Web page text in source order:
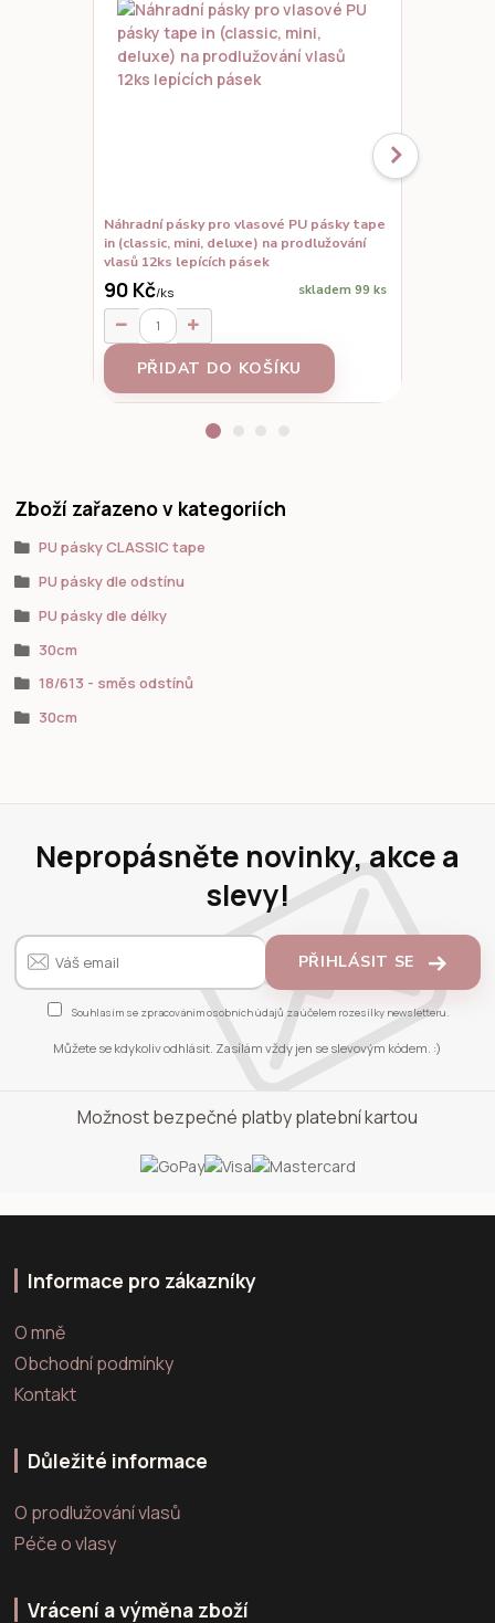
Náhradní pásky pro vlasové PU pásky tape
in (classic, mini, deluxe) na prodlužování
vlasů 12ks lepících pásek
90 Kč/ks skladem 99 ks
PŘIDAT DO KOŠÍKU
Zboží zařazeno v kategoriích
PU pásky CLASSIC tape
PU pásky dle odstínu
PU pásky dle délky
30cm
18/613 - směs odstínů
30cm
Nepropásněte novinky, akce a
slevy!
PŘIHLÁSIT SE
Souhlasím se zpracováním osobních údajů za účelem rozesílky newsletteru.
Můžete se kdykoliv odhlásit. Zasílám vždy jen se slevovým kódem. :)
Možnost bezpečné platby platební kartou
Informace pro zákazníky
O mně
Obchodní podmínky
Kontakt
Důležité informace
O prodlužování vlasů
Péče o vlasy
Vrácení a výměna zboží